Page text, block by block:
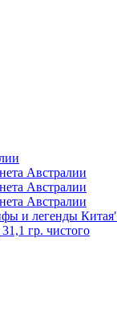
и легенды
гр. чистого